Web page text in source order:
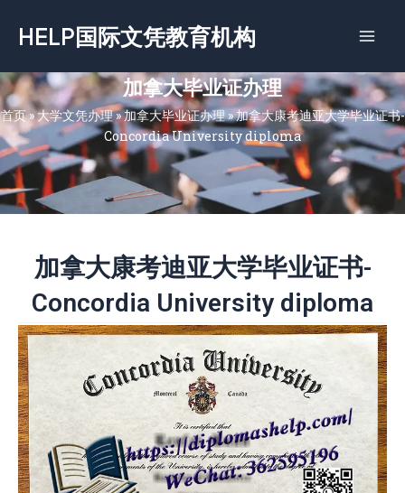
容
HELP国际文凭教育机构
加拿大毕业证办理
首页»大学文凭办理»加拿大毕业证办理»加拿大康考迪亚大学毕业证书-
Concordia University diploma
加拿大康考迪亚大学毕业证书-
Concordia University diploma